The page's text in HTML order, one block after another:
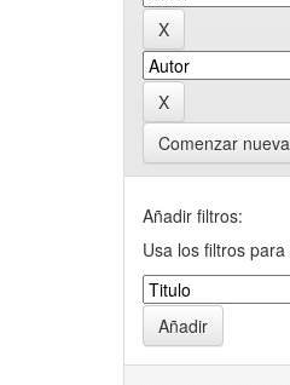
Comenzar
Añadir filtros:
Usa los filtros